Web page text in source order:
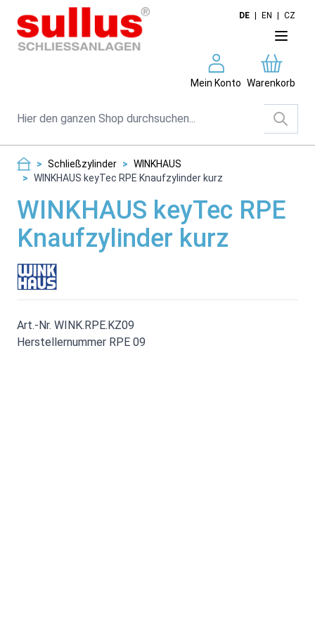
Direkt zum Inhalt
DE EN CZ
Mein Konto Warenkorb
Suche
> Schließzylinder > WINKHAUS
> WINKHAUS keyTec RPE Knaufzylinder kurz
WINKHAUS keyTec RPE
Knaufzylinder kurz
Art.-Nr. WINK.RPE.KZ09
Herstellernummer RPE 09